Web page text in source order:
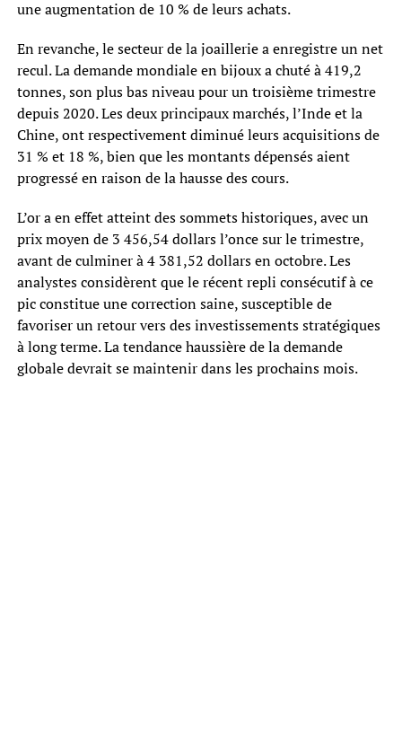
une augmentation de 10 % de leurs achats.
En revanche, le secteur de la joaillerie a enregistre un net
recul. La demande mondiale en bijoux a chuté à 419,2
tonnes, son plus bas niveau pour un troisième trimestre
depuis 2020. Les deux principaux marchés, l’Inde et la
Chine, ont respectivement diminué leurs acquisitions de
31 % et 18 %, bien que les montants dépensés aient
progressé en raison de la hausse des cours.
L’or a en effet atteint des sommets historiques, avec un
prix moyen de 3 456,54 dollars l’once sur le trimestre,
avant de culminer à 4 381,52 dollars en octobre. Les
analystes considèrent que le récent repli consécutif à ce
pic constitue une correction saine, susceptible de
favoriser un retour vers des investissements stratégiques
à long terme. La tendance haussière de la demande
globale devrait se maintenir dans les prochains mois.